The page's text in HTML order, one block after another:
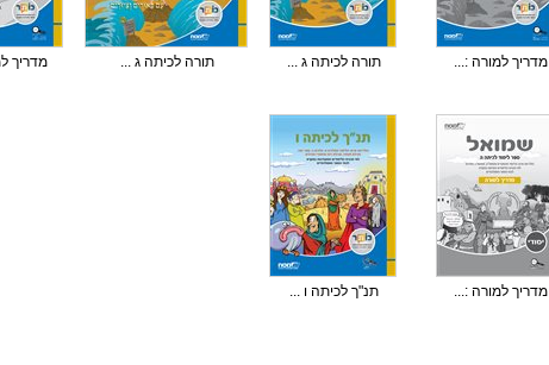
מדריך למורה :... תורה לכיתה ג ... תורה לכיתה ג ... מדריך
מדריך למורה :... תנ"ך לכיתה ו ...